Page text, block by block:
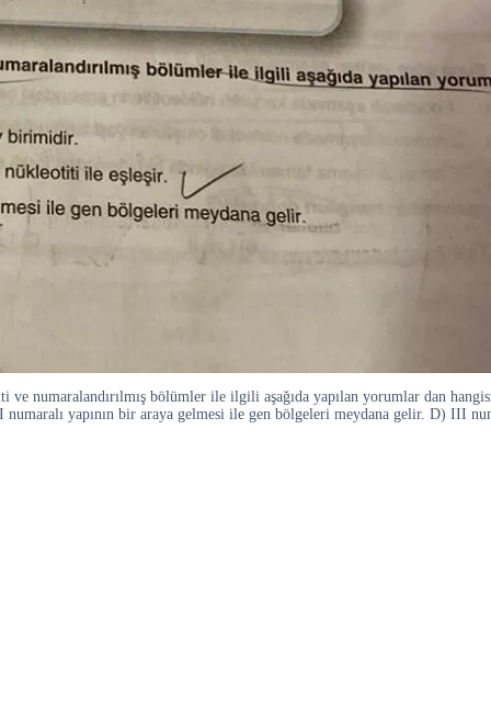
numaralandırılmış bölümler ile ilgili aşağıda yapılan yorumlar dan
yapının bir araya gelmesi ile gen bölgeleri meydana gelir. D) III